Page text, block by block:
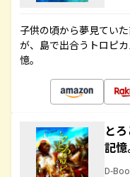
子供の頃から夢見てい
が、島で出合うトロピ
憶。
と
記
D-